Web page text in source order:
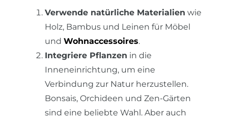
Verwende natürliche Materialien wie
Holz, Bambus und Leinen für Möbel
und Wohnaccessoires.
Integriere Pflanzen in die
Inneneinrichtung, um eine
Verbindung zur Natur herzustellen.
Bonsais, Orchideen und Zen-Gärten
sind eine beliebte Wahl. Aber auch